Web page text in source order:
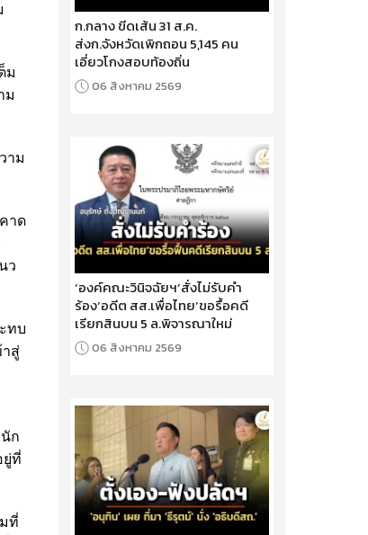
ม
ม
าม
าด
ว
ทบ
าสู่
ก
ยู่ที่
ที่
ก.กลาง ขีดเส้น 31 ส.ค.
ส่งก.จังหวัดเพิกถอน 5,145 คน
เอี่ยวโกงสอบท้องถิ่น
06 สิงหาคม 2569
‘องค์คณะวินิจฉัยฯ’สั่งไม่รับคำ
ร้อง‘อดีต สส.เพื่อไทย’ขอรื้อคดี
เรียกสินบน 5 ล.พิจารณาใหม่
06 สิงหาคม 2569